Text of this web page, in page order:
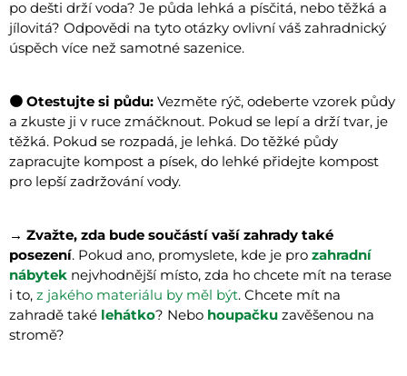
po dešti drží voda? Je půda lehká a písčitá, nebo těžká a
jílovitá? Odpovědi na tyto otázky ovlivní váš zahradnický
úspěch více než samotné sazenice.
🟤 Otestujte si půdu: Vezměte rýč, odeberte vzorek půdy
a zkuste ji v ruce zmáčknout. Pokud se lepí a drží tvar, je
těžká. Pokud se rozpadá, je lehká. Do těžké půdy
zapracujte kompost a písek, do lehké přidejte kompost
pro lepší zadržování vody.
→ Zvažte, zda bude součástí vaší zahrady také
posezení. Pokud ano, promyslete, kde je pro zahradní
nábytek nejvhodnější místo, zda ho chcete mít na terase
i to, z jakého materiálu by měl být. Chcete mít na
zahradě také lehátko? Nebo houpačku zavěšenou na
stromě?